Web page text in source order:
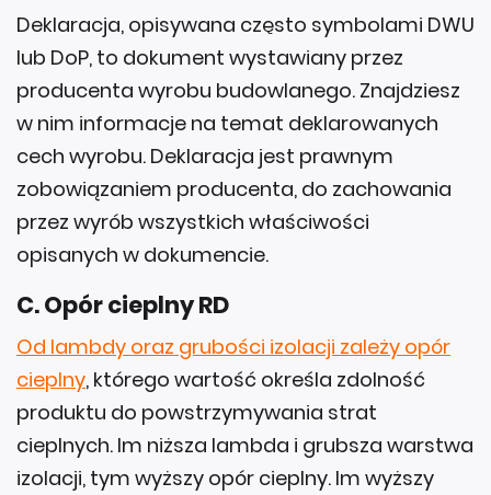
Deklaracja, opisywana często symbolami DWU
lub DoP, to dokument wystawiany przez
producenta wyrobu budowlanego. Znajdziesz
w nim informacje na temat deklarowanych
cech wyrobu. Deklaracja jest prawnym
zobowiązaniem producenta, do zachowania
przez wyrób wszystkich właściwości
opisanych w dokumencie.
C. Opór cieplny RD
Od lambdy oraz grubości izolacji zależy opór
cieplny, którego wartość określa zdolność
produktu do powstrzymywania strat
cieplnych. Im niższa lambda i grubsza warstwa
izolacji, tym wyższy opór cieplny. Im wyższy